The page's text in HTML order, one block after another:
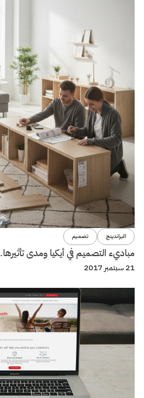
البراندينج تصميم
مباديء التصميم في أيكيا ومدى تأثيرها.
21 سبتمبر 2017